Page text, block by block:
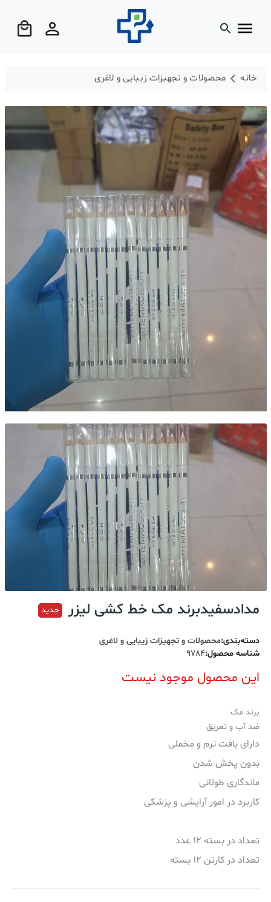
خانه محصولات و تجهیزات زیبایی و لاغری
مدادسفیدبرند مک خط کشی لیزر جدید
دسته‌بندی:محصولات و تجهیزات زیبایی و لاغری
شناسه محصول:
9784
این محصول موجود نیست
برند مک
ضد آب و تعریق
دارای بافت نرم و مخملی
بدون پخش شدن
ماندگاری طولانی
کاربرد در امور آرایشی و پزشکی
تعداد در بسته 12 عدد
تعداد در کارتن 12 بسته